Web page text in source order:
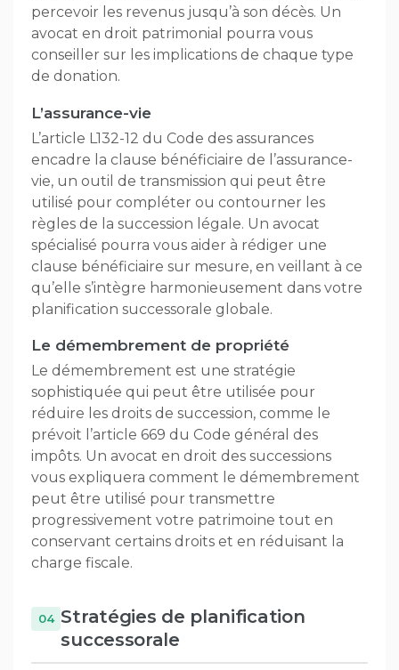
percevoir les revenus jusqu’à son décès. Un
avocat en droit patrimonial pourra vous
conseiller sur les implications de chaque type
de donation.
L’assurance-vie
L’article L132-12 du Code des assurances
encadre la clause bénéficiaire de l’assurance-
vie, un outil de transmission qui peut être
utilisé pour compléter ou contourner les
règles de la succession légale. Un avocat
spécialisé pourra vous aider à rédiger une
clause bénéficiaire sur mesure, en veillant à ce
qu’elle s’intègre harmonieusement dans votre
planification successorale globale.
Le démembrement de propriété
Le démembrement est une stratégie
sophistiquée qui peut être utilisée pour
réduire les droits de succession, comme le
prévoit l’article 669 du Code général des
impôts. Un avocat en droit des successions
vous expliquera comment le démembrement
peut être utilisé pour transmettre
progressivement votre patrimoine tout en
conservant certains droits et en réduisant la
charge fiscale.
Stratégies de planification
successorale